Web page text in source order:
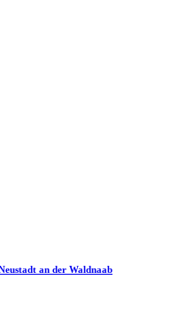
an der Waldnaab